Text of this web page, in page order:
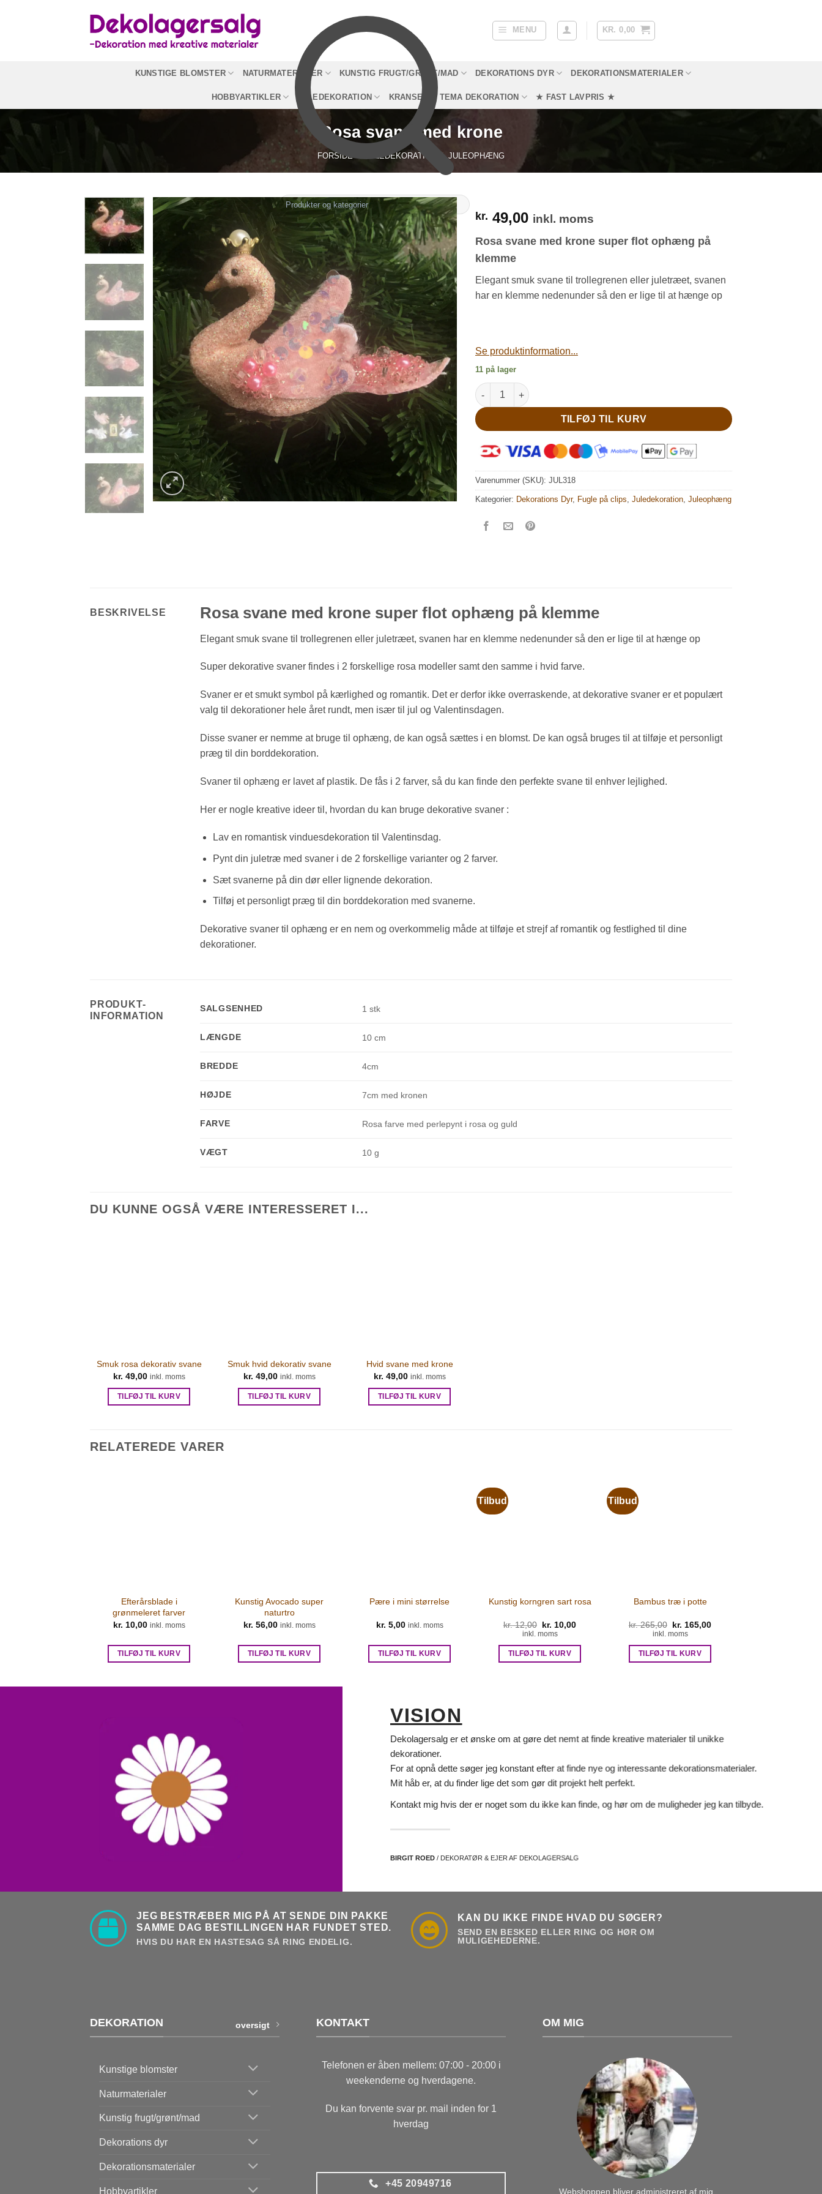
MENU KR. 0,00
KUNSTIGE BLOMSTER NATURMATERIALER KUNSTIG FRUGT/GRØNT/MAD DEKORATIONS DYR DEKORATIONSMATERIALER
HOBBYARTIKLER JULEDEKORATION KRANSE TEMA DEKORATION ★ FAST LAVPRIS ★
Rosa svane med krone
FORSIDE JULEDEKORATION / JULEOPHÆNG
kr. 49,00 inkl. moms
Rosa svane med krone super flot ophæng på
klemme
Elegant smuk svane til trollegrenen eller juletræet, svanen
har en klemme nedenunder så den er lige til at hænge op
Se produktinformation...
11 på lager
Rosa svane med krone antal
TILFØJ TIL KURV
Varenummer (SKU): JUL318
Kategorier: Dekorations Dyr, Fugle på clips Juledekoration Juleophæng
BESKRIVELSE Rosa svane med krone super flot ophæng på klemme
Elegant smuk svane til trollegrenen eller juletræet, svanen har en klemme nedenunder så den er lige til at hænge op
Super dekorative svaner findes i 2 forskellige rosa modeller samt den samme i hvid farve.
Svaner er et smukt symbol på kærlighed og romantik. Det er derfor ikke overraskende, at dekorative svaner er et populært
valg til dekorationer hele året rundt, men især til jul og Valentinsdagen.
Disse svaner er nemme at bruge til ophæng, de kan også sættes i en blomst. De kan også bruges til at tilføje et personligt
præg til din borddekoration.
Svaner til ophæng er lavet af plastik. De fås i 2 farver, så du kan finde den perfekte svane til enhver lejlighed.
Her er nogle kreative ideer til, hvordan du kan bruge dekorative svaner :
Lav en romantisk vinduesdekoration til Valentinsdag.
Pynt din juletræ med svaner i de 2 forskellige varianter og 2 farver.
Sæt svanerne på din dør eller lignende dekoration.
Tilføj et personligt præg til din borddekoration med svanerne.
Dekorative svaner til ophæng er en nem og overkommelig måde at tilføje et strejf af romantik og festlighed til dine
dekorationer.
PRODUKT-
INFORMATION
SALGSENHED 1 stk
LÆNGDE 10 cm
BREDDE 4cm
HØJDE 7cm med kronen
FARVE Rosa farve med perlepynt i rosa og guld
VÆGT 10 g
DU KUNNE OGSÅ VÆRE INTERESSERET I...
Smuk rosa dekorativ svane
kr. 49,00 inkl. moms
TILFØJ TIL KURV
Smuk hvid dekorativ svane
kr. 49,00 inkl. moms
TILFØJ TIL KURV
Hvid svane med krone
kr. 49,00 inkl. moms
TILFØJ TIL KURV
RELATEREDE VARER
Efterårsblade i
grønmeleret farver
kr. 10,00 inkl. moms
TILFØJ TIL KURV
Kunstig Avocado super
naturtro
kr. 56,00 inkl. moms
TILFØJ TIL KURV
Pære i mini størrelse
kr. 5,00 inkl. moms
TILFØJ TIL KURV
Tilbud
Kunstig korngren sart rosa
kr.12,00 Den
oprindelige
var:
kr. 12,00.
kr. 10,00
inkl. moms
TILFØJ TIL KURV
Tilbud
Bambus træ i potte
kr.265,00 Den
oprindelige
var:
kr. 265,00.
kr. 165,00
inkl. moms
TILFØJ TIL KURV
VISION
Dekolagersalg er et ønske om at gøre det nemt at finde kreative materialer til unikke
dekorationer.
For at opnå dette søger jeg konstant efter at finde nye og interessante dekorationsmaterialer.
Mit håb er, at du finder lige det som gør dit projekt helt perfekt.
Kontakt mig hvis der er noget som du ikke kan finde, og hør om de muligheder jeg kan tilbyde.
BIRGIT ROED / DEKORATØR & EJER AF DEKOLAGERSALG
JEG BESTRÆBER MIG PÅ AT SENDE DIN PAKKE
SAMME DAG BESTILLINGEN HAR FUNDET STED.
HVIS DU HAR EN HASTESAG SÅ RING ENDELIG.
KAN DU IKKE FINDE HVAD DU SØGER?
SEND EN BESKED ELLER RING OG HØR OM
MULIGEHEDERNE.
DEKORATION oversigt
Kunstige blomster
Naturmaterialer
Kunstig frugt/grønt/mad
Dekorations dyr
Dekorationsmaterialer
Hobbyartikler
KONTAKT
Telefonen er åben mellem: 07:00 - 20:00 i
weekenderne og hverdagene.
Du kan forvente svar pr. mail inden for 1
hverdag
+45 20949716
OM MIG
Webshoppen bliver administreret af mig,